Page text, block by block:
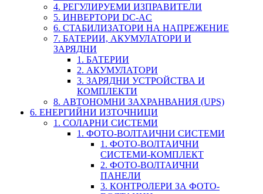
4. РЕГУЛИРУЕМИ ИЗПРАВИТЕЛИ
5. ИНВЕРТОРИ DC-AC
6. СТАБИЛИЗАТОРИ НА НАПРЕЖЕНИЕ
7. БАТЕРИИ, АКУМУЛАТОРИ И
ЗАРЯДНИ
1. БАТЕРИИ
2. АКУМУЛАТОРИ
3. ЗАРЯДНИ УСТРОЙСТВА И
КОМПЛЕКТИ
8. АВТОНОМНИ ЗАХРАНВАНИЯ (UPS)
6. ЕНЕРГИЙНИ ИЗТОЧНИЦИ
1. СОЛАРНИ СИСТЕМИ
1. ФОТО-ВОЛТАИЧНИ СИСТЕМИ
1. ФОТО-ВОЛТАИЧНИ
СИСТЕМИ-КОМПЛЕКТ
2. ФОТО-ВОЛТАИЧНИ
ПАНЕЛИ
3. КОНТРОЛЕРИ ЗА ФОТО-